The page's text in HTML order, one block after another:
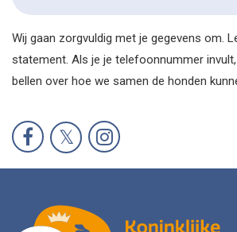
Wij gaan zorgvuldig met je gegevens om.
statement. Als je je telefoonnummer
bellen over hoe we samen de honden